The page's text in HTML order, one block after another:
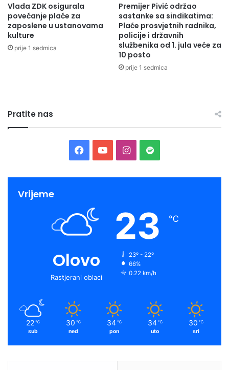
Vlada ZDK osigurala
povećanje plaće za
zaposlene u ustanovama
kulture
prije 1 sedmica
Premijer Pivić održao
sastanke sa sindikatima:
Plaće prosvjetnih radnika,
policije i državnih
službenika od 1. jula veće za
10 posto
prije 1 sedmica
Pratite nas
Facebook
YouTubeInstagram
Spotify
Vrijeme
Olovo
Rastjerani oblaci
23 ℃
23º - 22º
66%
0.22 km/h
22 ℃
sub
30 ℃
ned
34 ℃
pon
34 ℃
uto
30 ℃
sri